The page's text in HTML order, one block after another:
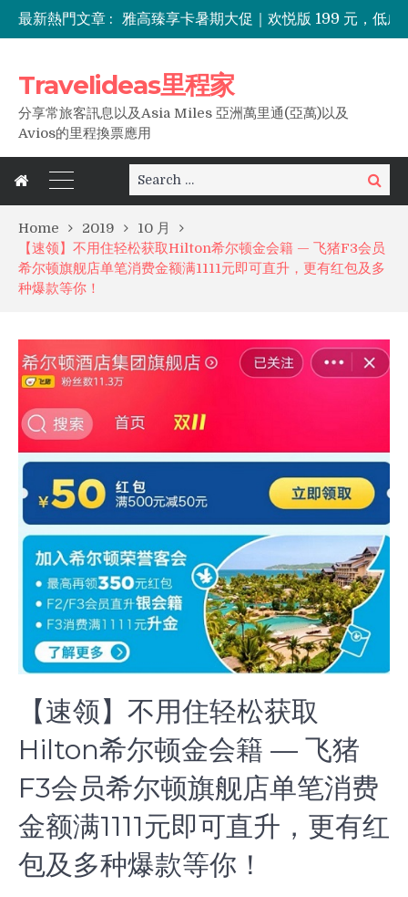
最新熱門文章 :
酒店买分五折优惠上线，里程家分享低成本兑换海外住宿攻略
七折住长白山！IHG洲际全球目的地特惠最高享七折优惠，限时一周！
Travelideas里程家
分享常旅客訊息以及Asia Miles 亞洲萬里通(亞萬)以及
Avios的里程換票應用
Search
for:
Search
Home 2019
10 月
【速领】不用住轻松获取Hilton希尔顿金会籍 — 飞猪F3会员
希尔顿旗舰店单笔消费金额满1111元即可直升，更有红包及多
种爆款等你！
【速领】不用住轻松获取
Hilton希尔顿金会籍 — 飞猪
F3会员希尔顿旗舰店单笔消费
金额满1111元即可直升，更有红
包及多种爆款等你！